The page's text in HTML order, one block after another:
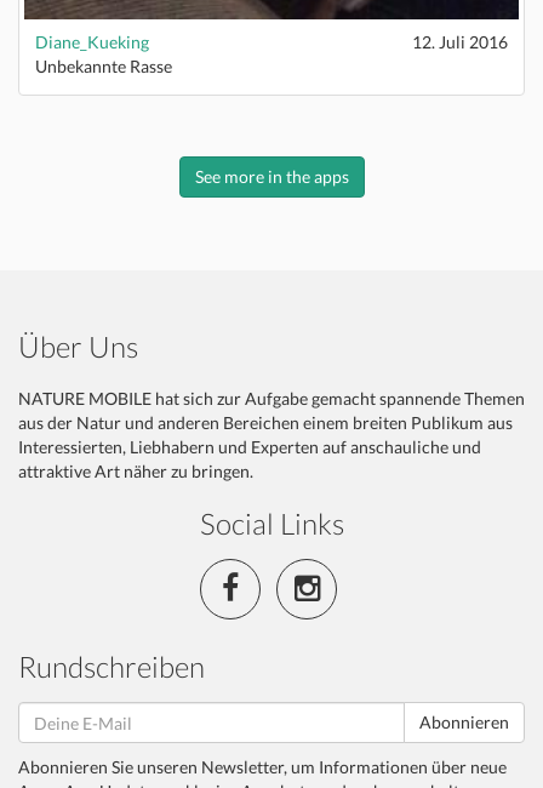
Diane_Kueking
12. Juli 2016
Unbekannte Rasse
See more in the apps
Über Uns
NATURE MOBILE hat sich zur Aufgabe gemacht spannende Themen
aus der Natur und anderen Bereichen einem breiten Publikum aus
Interessierten, Liebhabern und Experten auf anschauliche und
attraktive Art näher zu bringen.
Social Links
Rundschreiben
Abonnieren
Abonnieren Sie unseren Newsletter, um Informationen über neue